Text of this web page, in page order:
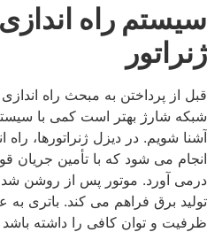
سیستم راه‌
ژنراتور
قبل از پرداختن به مبحث راه‌
شبکه شارژ بهتر است کمی با سیستم
آشنا شویم. در دیزل ژنراتورها،
انجام می ‌شود که با تأمین جریان
درمی ‌آورد. موتور پس از روشن
تولید برق فراهم می ‌کند. باتری به
ظرفیت و توان کافی را داشته باشد